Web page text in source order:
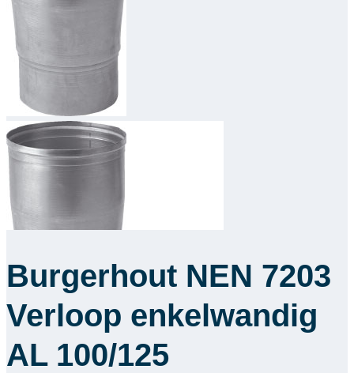
Oplossingen
Downloads
Academy
Over ons
Burgerhout NEN 7203
Verloop enkelwandig
AL 100/125